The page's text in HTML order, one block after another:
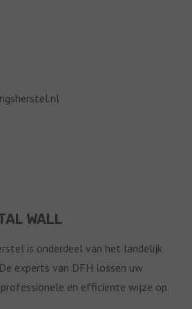
WALL
is onderdeel van het landelijk
experts van DFH lossen uw
en efficiënte wijze op.